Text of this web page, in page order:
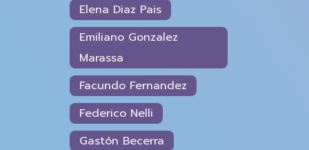
Elena Diaz Pais
Emiliano Gonzalez
Marassa
Facundo Fernandez
Federico Nelli
Gastón Becerra